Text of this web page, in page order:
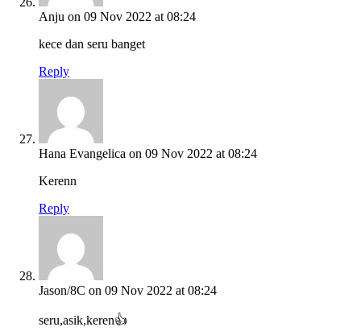
Anju on 09 Nov 2022 at 08:24
kece dan seru banget
Reply
Hana Evangelica on 09 Nov 2022 at 08:24
Kerenn
Reply
Jason/8C on 09 Nov 2022 at 08:24
seru,asik,keren👍